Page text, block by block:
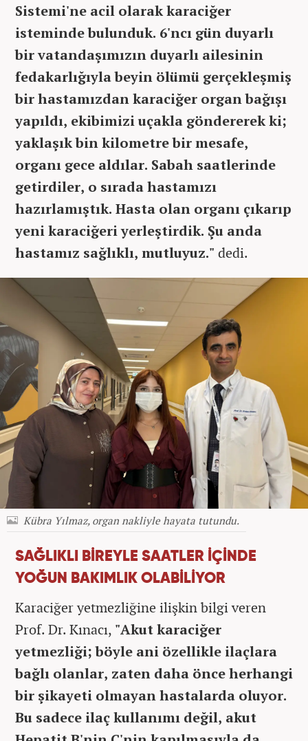
Sistemi'ne acil olarak karaciğer
isteminde bulunduk. 6'ncı gün duyarlı
bir vatandaşımızın duyarlı ailesinin
fedakarlığıyla beyin ölümü gerçekleşmiş
bir hastamızdan karaciğer organ bağışı
yapıldı, ekibimizi uçakla göndererek ki;
yaklaşık bin kilometre bir mesafe,
organı gece aldılar. Sabah saatlerinde
getirdiler, o sırada hastamızı
hazırlamıştık. Hasta olan organı çıkarıp
yeni karaciğeri yerleştirdik. Şu anda
hastamız sağlıklı, mutluyuz." dedi.
Kübra Yılmaz, organ nakliyle hayata tutundu.
SAĞLIKLI BİREYLE SAATLER İÇİNDE
YOĞUN BAKIMLIK OLABİLİYOR
Karaciğer yetmezliğine ilişkin bilgi veren
Prof. Dr. Kınacı, "Akut karaciğer
yetmezliği; böyle ani özellikle ilaçlara
bağlı olanlar, zaten daha önce herhangi
bir şikayeti olmayan hastalarda oluyor.
Bu sadece ilaç kullanımı değil, akut